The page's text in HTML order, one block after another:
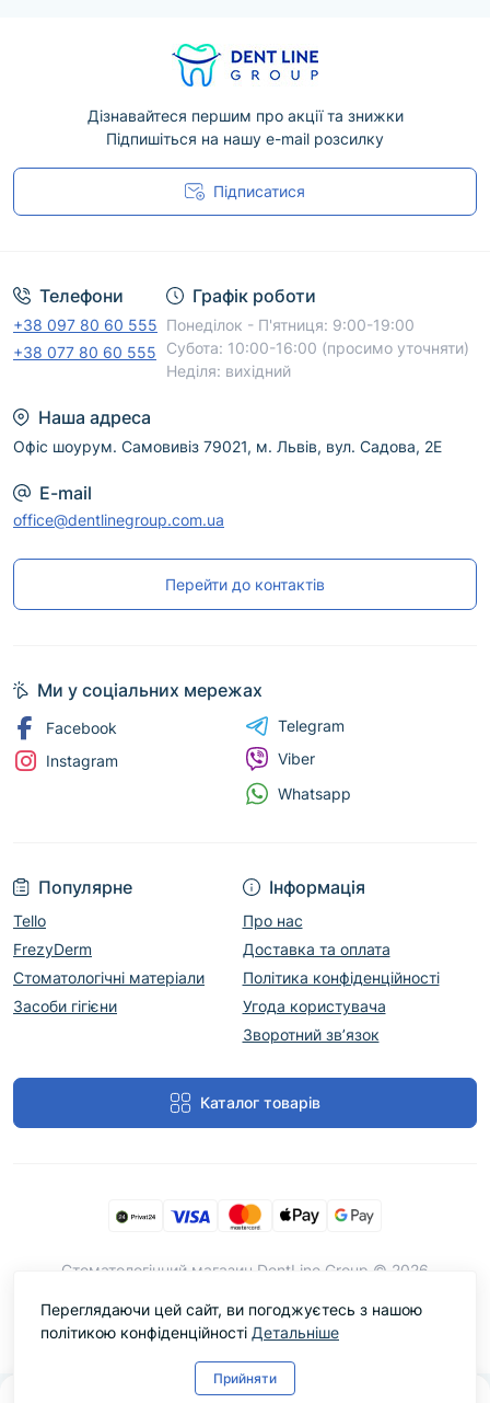
Дізнавайтеся першим про акції та знижки
Підпишіться на нашу e-mail розсилку
Підписатися
Телефони
+38 097 80 60 555
+38 077 80 60 555
Графік роботи
Понеділок - П'ятниця: 9:00-19:00
Субота: 10:00-16:00 (просимо уточняти)
Неділя: вихідний
Наша адреса
Офіс шоурум. Самовивіз 79021, м. Львів, вул. Садова, 2Е
E-mail
office@dentlinegroup.com.ua
Перейти до контактів
Популярне
Tello
FrezyDerm
Стоматологічні матеріали
Засоби гігієни
Інформація
Про нас
Доставка та оплата
Політика конфіденційності
Угода користувача
Зворотний зв’язок
Каталог товарів
Ми у соціальних мережах
Facebook
Instagram
Telegram
Viber
Whatsapp
Cтоматологічний магазин DentLine Group © 2026
Переглядаючи цей сайт, ви погоджуєтесь з нашою
політикою конфіденційності Детальніше
Прийняти